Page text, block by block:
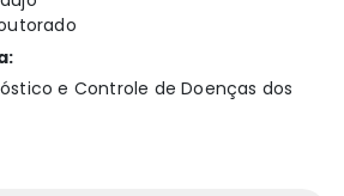
e Controle de Doenças dos